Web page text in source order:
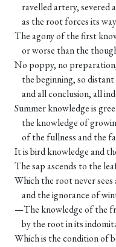
ravelled artery, severed
as the root forces its
The agony of the first
or worse than the
No poppy, no
the beginning, so
and all conclusion, all
Summer knowledge is
the knowledge of
of the fullness and the
It is bird knowledge and
The sap ascends to the
Which the root never
and the ignorance of
—The knowledge of the
by the root in its
Which is the condition of